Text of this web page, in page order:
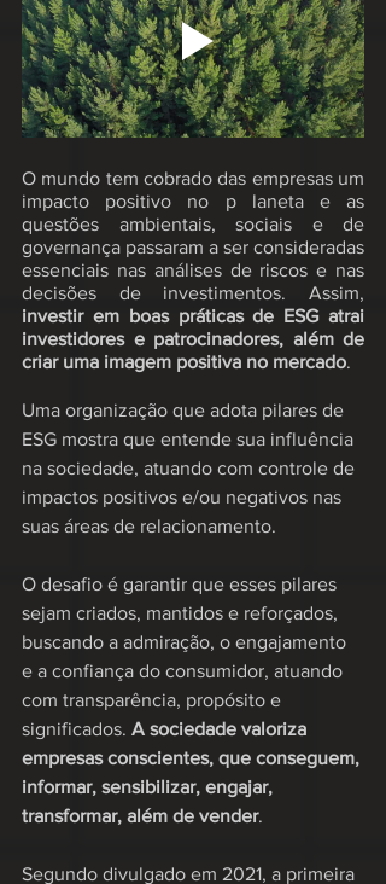
O mundo tem cobrado das empresas um
impacto positivo no p laneta e as
questões ambientais, sociais e de
governança passaram a ser consideradas
essenciais nas análises de riscos e nas
investir em boas práticas de ESG atrai
investidores e patrocinadores, além de
criar uma imagem positiva no mercado.
Uma organização que adota pilares de
ESG mostra que entende sua influência
na sociedade, atuando com controle de
impactos positivos e/ou negativos nas
suas áreas de relacionamento.
O desafio é garantir que esses pilares
sejam criados, mantidos e reforçados,
buscando a admiração, o engajamento
e a confiança do consumidor, atuando
com transparência, propósito e
significados. A sociedade valoriza
empresas conscientes, que conseguem,
informar, sensibilizar, engajar,
transformar, além de vender.
Segundo divulgado em 2021, a primeira